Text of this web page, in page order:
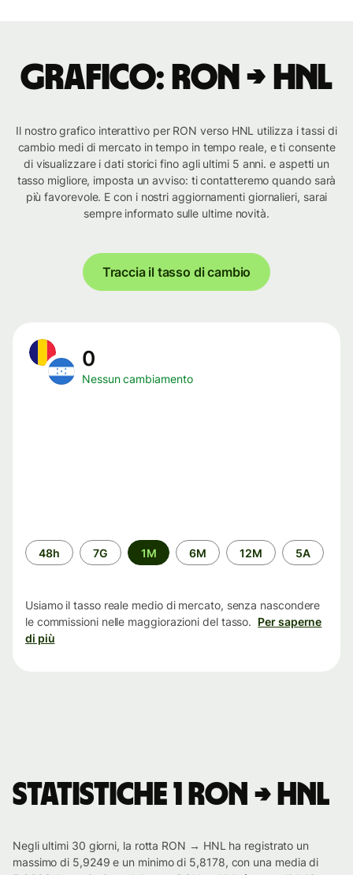
Grafico: RON → HNL
Il nostro grafico interattivo per RON verso HNL utilizza i tassi di
cambio medi di mercato in tempo in tempo reale, e ti consente
di visualizzare i dati storici fino agli ultimi 5 anni. e aspetti un
tasso migliore, imposta un avviso: ti contatteremo quando sarà
più favorevole. E con i nostri aggiornamenti giornalieri, sarai
sempre informato sulle ultime novità.
Traccia il tasso di cambio
0
Nessun cambiamento
Periodo
di
48h 7G 1M 6M 12M 5A
Usiamo il tasso reale medio di mercato, senza nascondere
le commissioni nelle maggiorazioni del tasso. Per saperne
di più
Statistiche 1 RON → HNL
Negli ultimi 30 giorni, la rotta RON → HNL ha registrato un
massimo di 5,9249 e un minimo di 5,8178, con una media di